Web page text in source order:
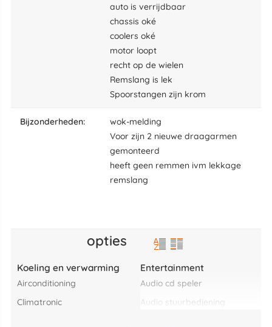
auto is verrijdbaar
chassis oké
coolers oké
motor loopt
recht op de wielen
Remslang is lek
Spoorstangen zijn krom
bijzonderheden:
wok-melding
Voor zijn 2 nieuwe draagarmen
gemonteerd
heeft geen remmen ivm lekkage
remslang
opties
Koeling en verwarming
airconditioning
climatronic
Entertainment
audio cd speler
audio stuurbediening